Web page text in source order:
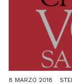
8 MARZO 2018